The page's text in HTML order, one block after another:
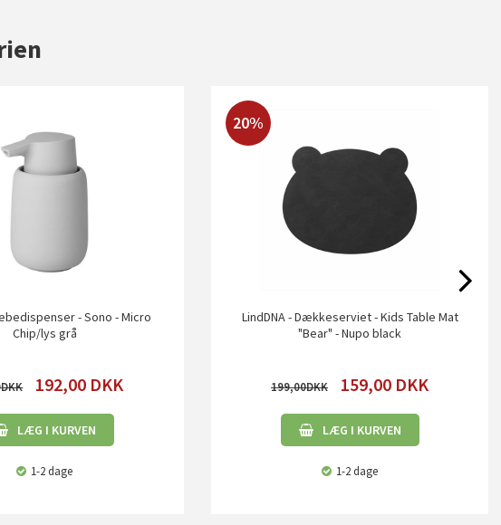
- Sono - Micro
Chip/lys grå
192,00 DKK
LÆG I KURVEN
1-2 dage
20%
LindDNA - Dækkeserviet - Kids Table Mat
"Bear" - Nupo black
199,00 159,00 DKK
LÆG I KURVEN
1-2 dage